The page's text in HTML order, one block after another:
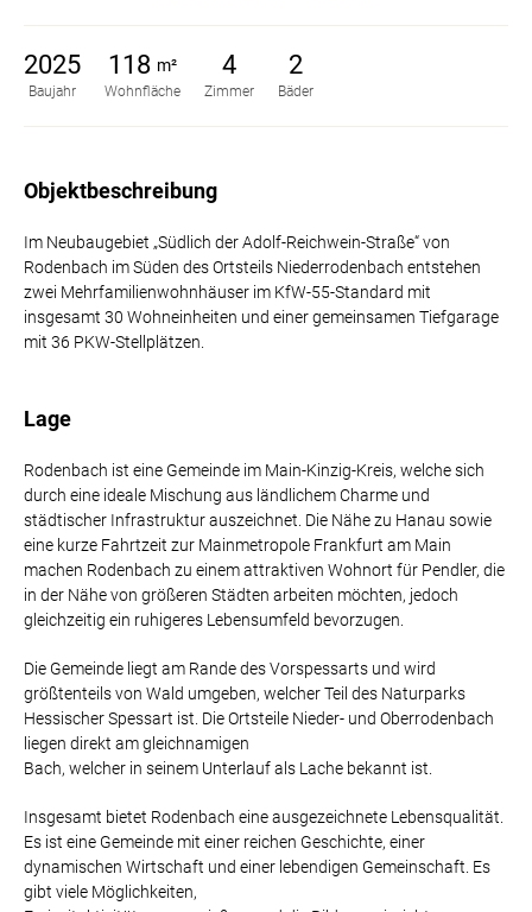
Baujahr
2025
Wohnfläche
118 m²
Zimmer
4
Bäder
2
Objektbeschreibung
Im Neubaugebiet „Südlich der Adolf-Reichwein-Straße“ von
Rodenbach im Süden des Ortsteils Niederrodenbach entstehen
zwei Mehrfamilienwohnhäuser im KfW-55-Standard mit
insgesamt 30 Wohneinheiten und einer gemeinsamen Tiefgarage
mit 36 PKW-Stellplätzen.
Lage
Rodenbach ist eine Gemeinde im Main-Kinzig-Kreis, welche sich
durch eine ideale Mischung aus ländlichem Charme und
städtischer Infrastruktur auszeichnet. Die Nähe zu Hanau sowie
eine kurze Fahrtzeit zur Mainmetropole Frankfurt am Main
machen Rodenbach zu einem attraktiven Wohnort für Pendler, die
in der Nähe von größeren Städten arbeiten möchten, jedoch
gleichzeitig ein ruhigeres Lebensumfeld bevorzugen.
Die Gemeinde liegt am Rande des Vorspessarts und wird
größtenteils von Wald umgeben, welcher Teil des Naturparks
Hessischer Spessart ist. Die Ortsteile Nieder- und Oberrodenbach
liegen direkt am gleichnamigen
Bach, welcher in seinem Unterlauf als Lache bekannt ist.
Insgesamt bietet Rodenbach eine ausgezeichnete Lebensqualität.
Es ist eine Gemeinde mit einer reichen Geschichte, einer
dynamischen Wirtschaft und einer lebendigen Gemeinschaft. Es
gibt viele Möglichkeiten,